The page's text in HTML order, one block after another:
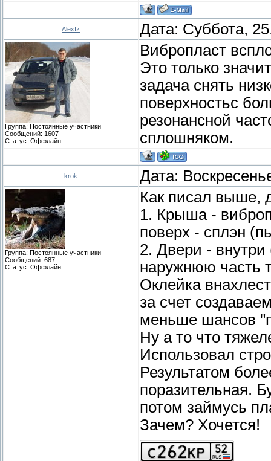
AlexIz Дата: Суббота,
Группа: Постоянные участники
Сообщений: 1607
Статус: Оффлайн
Вибропласт
Это только
задача снять
поверхностьс
резонансной
сплошняком.
krok Дата:
Группа: Постоянные участники
Сообщений: 687
Статус: Оффлайн
Как писал выше,
1. Крыша -
поверх - сплэн
2. Двери - внутри
наружнюю часть
Оклейка
за счет
меньше шансов
Ну а то что
Использовал
Результатом
поразительная.
потом займусь
Зачем? Хочется!